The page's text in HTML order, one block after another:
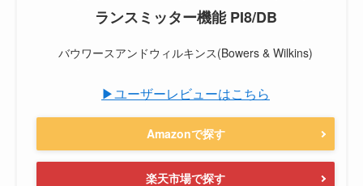
ランスミッター機能 PI8/DB
バウワースアンドウィルキンス(Bowers & Wilkins)
▶ユーザーレビューはこちら
Amazonで探す
楽天市場で探す